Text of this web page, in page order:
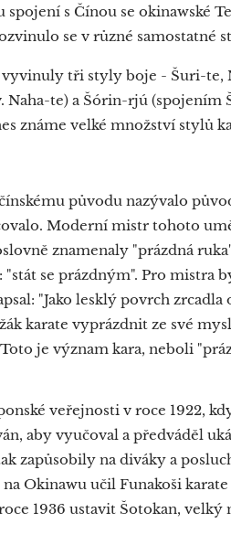
s Čínou se okinawské
se v různé samostatné
vyvinuly tři styly boje - Šuri-te,
te) a Šórin-rjú (spojením
známe velké množství stylů
původu nazývalo
Moderní mistr tohoto
znamenaly "prázdná
se prázdným". Pro mistra
"Jako lesklý povrch
karate vyprázdnit ze své
je význam kara, neboli
veřejnosti v roce 1922,
aby vyučoval a předváděl
zapůsobily na diváky a
Okinawu učil Funakoši
1936 ustavit Šotokan, velký